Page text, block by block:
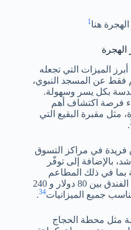
هنا1
الهجرة
الميزات التي تجعله
مثالياً للزوار، حيث يبعد 1.8 كم فقط عن المسجد النبوي،
بكل يسر وسهولة.
فرصة اكتشاف أهم
مثل مقبرة البقيع التي
.
فريدة في مراكز التسوق
بالإضافة إلى توفّر
بما في ذلك المطاعم
الهندية والصينية. تتراوح الأسعار في الفندق بين 80 دولار و 240
جميع الميزانيات 34
.
مثل محطة الحجاج